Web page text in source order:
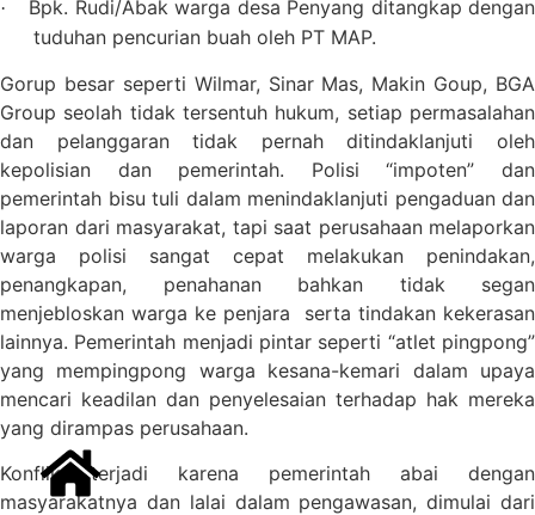
·
Bpk. Rudi/Abak warga desa Penyang ditangkap dengan
tuduhan pencurian buah oleh PT MAP.
Gorup besar seperti Wilmar, Sinar Mas, Makin Goup, BGA
Group seolah tidak tersentuh hukum, setiap permasalahan
dan pelanggaran tidak pernah ditindaklanjuti oleh
kepolisian dan pemerintah. Polisi “impoten” dan
pemerintah bisu tuli dalam menindaklanjuti pengaduan dan
laporan dari masyarakat, tapi saat perusahaan melaporkan
warga polisi sangat cepat melakukan penindakan,
penangkapan, penahanan bahkan tidak segan
menjebloskan warga ke penjara
serta tindakan kekerasan
lainnya. Pemerintah menjadi pintar seperti “atlet pingpong”
yang mempingpong warga kesana-kemari dalam upaya
mencari keadilan dan penyelesaian terhadap hak mereka
yang dirampas perusahaan.
Konflik terjadi karena pemerintah abai dengan
masyarakatnya dan lalai dalam pengawasan, dimulai dari